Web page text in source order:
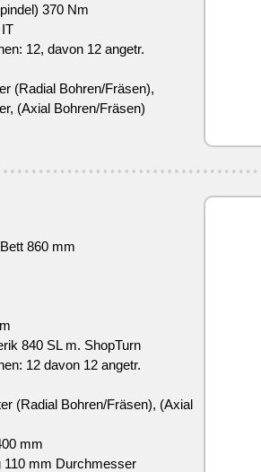
370 Nm
12, davon 12 angetr.
(Radial Bohren/Fräsen),
(Axial Bohren/Fräsen)
860 mm
840 SL m. ShopTurn
12 davon 12 angetr.
(Radial Bohren/Fräsen), (Axial
mm
110 mm Durchmesser